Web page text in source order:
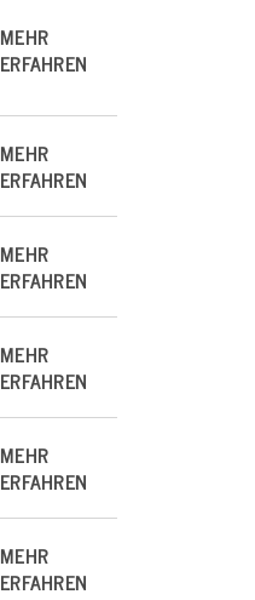
MEHR
ERFAHREN
MEHR
ERFAHREN
MEHR
ERFAHREN
MEHR
ERFAHREN
MEHR
ERFAHREN
MEHR
ERFAHREN